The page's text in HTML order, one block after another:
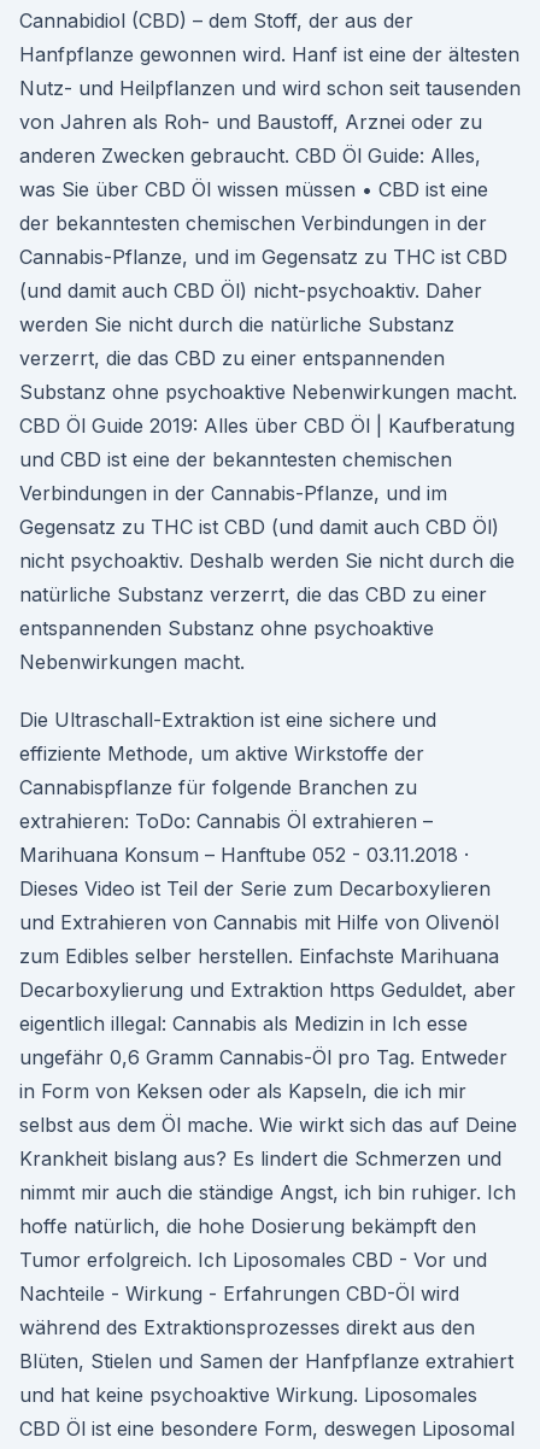
Cannabidiol (CBD) – dem Stoff, der aus der
Hanfpflanze gewon­nen wird. Hanf ist eine der ältesten
Nutz- und Heilpflanzen und wird schon seit tausenden
von Jahren als Roh- und Baustoff, Arznei oder zu
anderen Zwecken gebraucht. CBD Öl Guide: Alles,
was Sie über CBD Öl wissen müssen • CBD ist eine
der bekanntesten chemischen Verbindungen in der
Cannabis-Pflanze, und im Gegensatz zu THC ist CBD
(und damit auch CBD Öl) nicht-psychoaktiv. Daher
werden Sie nicht durch die natürliche Substanz
verzerrt, die das CBD zu einer entspannenden
Substanz ohne psychoaktive Nebenwirkungen macht.
CBD Öl Guide 2019: Alles über CBD Öl | Kaufberatung
und CBD ist eine der bekanntesten chemischen
Verbindungen in der Cannabis-Pflanze, und im
Gegensatz zu THC ist CBD (und damit auch CBD Öl)
nicht psychoaktiv. Deshalb werden Sie nicht durch die
natürliche Substanz verzerrt, die das CBD zu einer
entspannenden Substanz ohne psychoaktive
Nebenwirkungen macht.
Die Ultraschall-Extraktion ist eine sichere und
effiziente Methode, um aktive Wirkstoffe der
Cannabispflanze für folgende Branchen zu
extrahieren: ToDo: Cannabis Öl extrahieren –
Marihuana Konsum – Hanftube 052 - 03.11.2018 ·
Dieses Video ist Teil der Serie zum Decarboxylieren
und Extrahieren von Cannabis mit Hilfe von Olivenöl
zum Edibles selber herstellen. Einfachste Marihuana
Decarboxylierung und Extraktion https Geduldet, aber
eigentlich illegal: Cannabis als Medizin in Ich esse
ungefähr 0,6 Gramm Cannabis-Öl pro Tag. Entweder
in Form von Keksen oder als Kapseln, die ich mir
selbst aus dem Öl mache. Wie wirkt sich das auf Deine
Krankheit bislang aus? Es lindert die Schmerzen und
nimmt mir auch die ständige Angst, ich bin ruhiger. Ich
hoffe natürlich, die hohe Dosierung bekämpft den
Tumor erfolgreich. Ich Liposomales CBD - Vor und
Nachteile - Wirkung - Erfahrungen CBD-Öl wird
während des Extraktionsprozesses direkt aus den
Blüten, Stielen und Samen der Hanfpflanze extrahiert
und hat keine psychoaktive Wirkung. Liposomales
CBD Öl ist eine besondere Form, deswegen Liposomal